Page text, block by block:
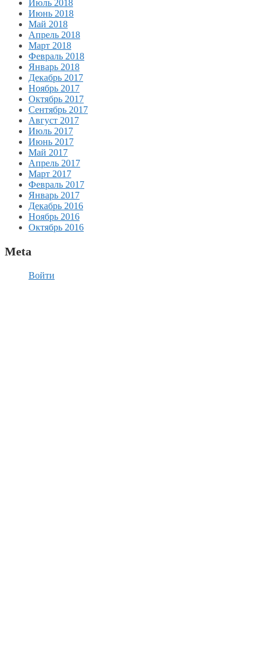
Июль 2018
Июнь 2018
Май 2018
Апрель 2018
Март 2018
Февраль 2018
Январь 2018
Декабрь 2017
Ноябрь 2017
Октябрь 2017
Сентябрь 2017
Август 2017
Июль 2017
Июнь 2017
Май 2017
Апрель 2017
Март 2017
Февраль 2017
Январь 2017
Декабрь 2016
Ноябрь 2016
Октябрь 2016
Meta
Войти